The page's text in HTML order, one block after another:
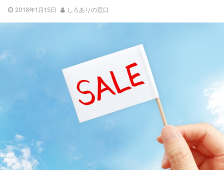
2018年1月15日 しろありの窓口